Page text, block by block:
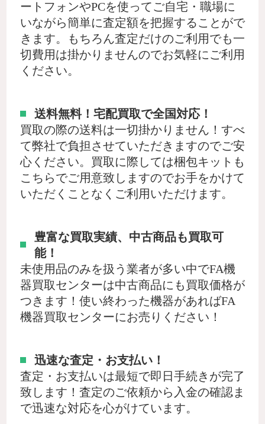
ートフォンやPCを使ってご自宅・職場に
いながら簡単に査定額を把握することがで
きます。もちろん査定だけのご利用でも一
切費用は掛かりませんのでお気軽にご利用
ください。
送料無料！宅配買取で全国対応！
買取の際の送料は一切掛かりません！すべ
て弊社で負担させていただきますのでご安
心ください。買取に際しては梱包キットも
こちらでご用意致しますのでお手をかけて
いただくことなくご利用いただけます。
豊富な買取実績、中古商品も買取可
能！
未使用品のみを扱う業者が多い中でFA機
器買取センターは中古商品にも買取価格が
つきます！使い終わった機器があればFA
機器買取センターにお売りください！
迅速な査定・お支払い！
査定・お支払いは最短で即日手続きが完了
致します！査定のご依頼から入金の確認ま
で迅速な対応を心がけています。